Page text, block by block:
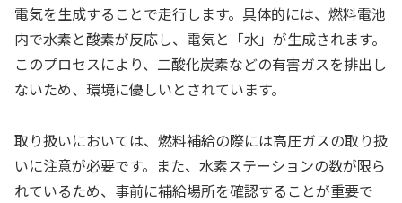
電気を生成することで走行します。具体的には、燃料電池
内で水素と酸素が反応し、電気と「水」が生成されます。
このプロセスにより、二酸化炭素などの有害ガスを排出し
ないため、環境に優しいとされています。
取り扱いにおいては、燃料補給の際には高圧ガスの取り扱
いに注意が必要です。また、水素ステーションの数が限ら
れているため、事前に補給場所を確認することが重要で